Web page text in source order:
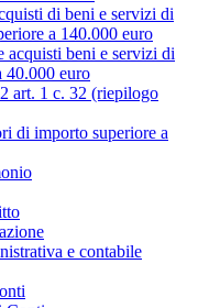
di beni e servizi di
a 140.000 euro
acquisti beni e servizi di
40.000 euro
art. 1 c. 32 (riepilogo
di importo superiore a
e contabile